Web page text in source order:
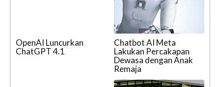
OpenAI Luncurkan
ChatGPT 4.1
Chatbot AI Meta
Lakukan Percakapan
Dewasa dengan Anak
Remaja